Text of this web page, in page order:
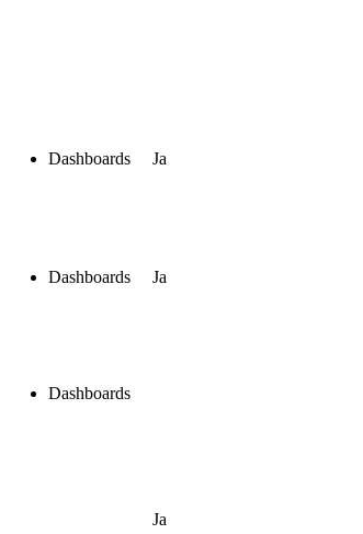
Dashboards Ja
Dashboards Ja
Dashboards
Ja